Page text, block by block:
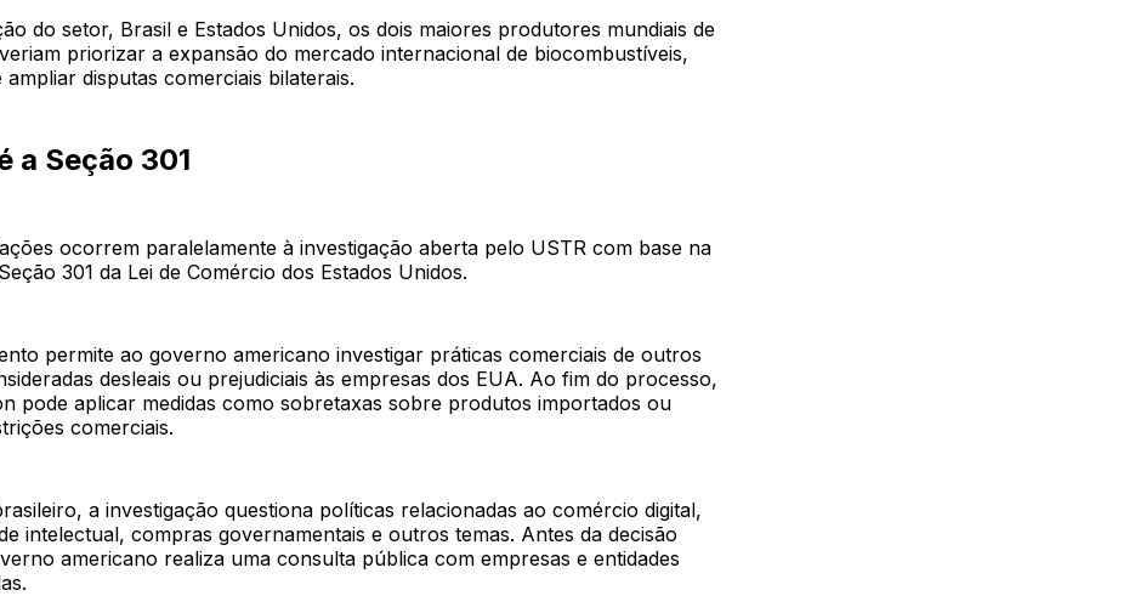
do setor, Brasil e Estados Unidos, os dois maiores produtores mundiais de
priorizar a expansão do mercado internacional de biocombustíveis,
ampliar disputas comerciais bilaterais.
a Seção 301
ocorrem paralelamente à investigação aberta pelo USTR com base na
301 da Lei de Comércio dos Estados Unidos.
permite ao governo americano investigar práticas comerciais de outros
desleais ou prejudiciais às empresas dos EUA. Ao fim do processo,
pode aplicar medidas como sobretaxas sobre produtos importados ou
comerciais.
a investigação questiona políticas relacionadas ao comércio digital,
intelectual, compras governamentais e outros temas. Antes da decisão
americano realiza uma consulta pública com empresas e entidades